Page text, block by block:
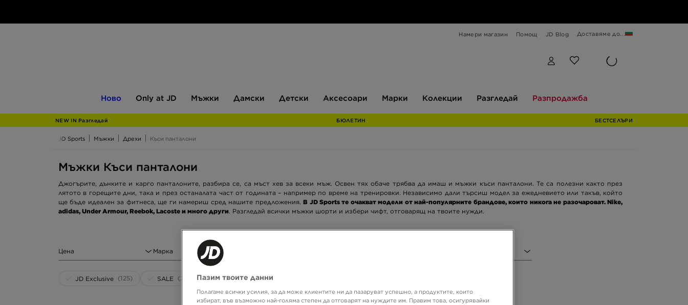
Намери магазин Помощ JD Blog Доставяме до...
Ново
JD
Only at JD Мъжки Дамски Детски Аксесоари Марки Колекции Разгледай Разпродажба
NEW IN Разгледай БЮЛЕТИН БЕСТСЕЛЪРИ
JD Sports Мъжки Дрехи Къси панталони
Мъжки Къси панталони
Джогърите, дънките и карго панталоните, разбира се, са мъст хев за всеки мъж. Освен тях обаче трябва да имаш и мъжки къси панталони. Те са полезни както през
лятото в горещите дни, така и през останалата част от годината – например по време на тренировки. Независимо дали търсиш модел за ежедневието или такъв, който
ще бъде идеален за фитнеса, ще ги намериш сред нашите предложения.В JD Sports те очакват модели от най-популярните брандове, които никога не разочароват. Nike,
adidas, Under Armour, Reebok, Lacoste и много други. Разгледай всички мъжки шорти и избери чифт, отговарящ на твоите нужди.
Цена Марка
JD Exclusive (125) SALE (235) Пазим твоите данни
Полагаме всички усилия, за да може клиентите ни да пазаруват успешно, а продуктите, които
избират, във възможно най-голяма степен да отговарят на нуждите им. Правим това, осигурявайки